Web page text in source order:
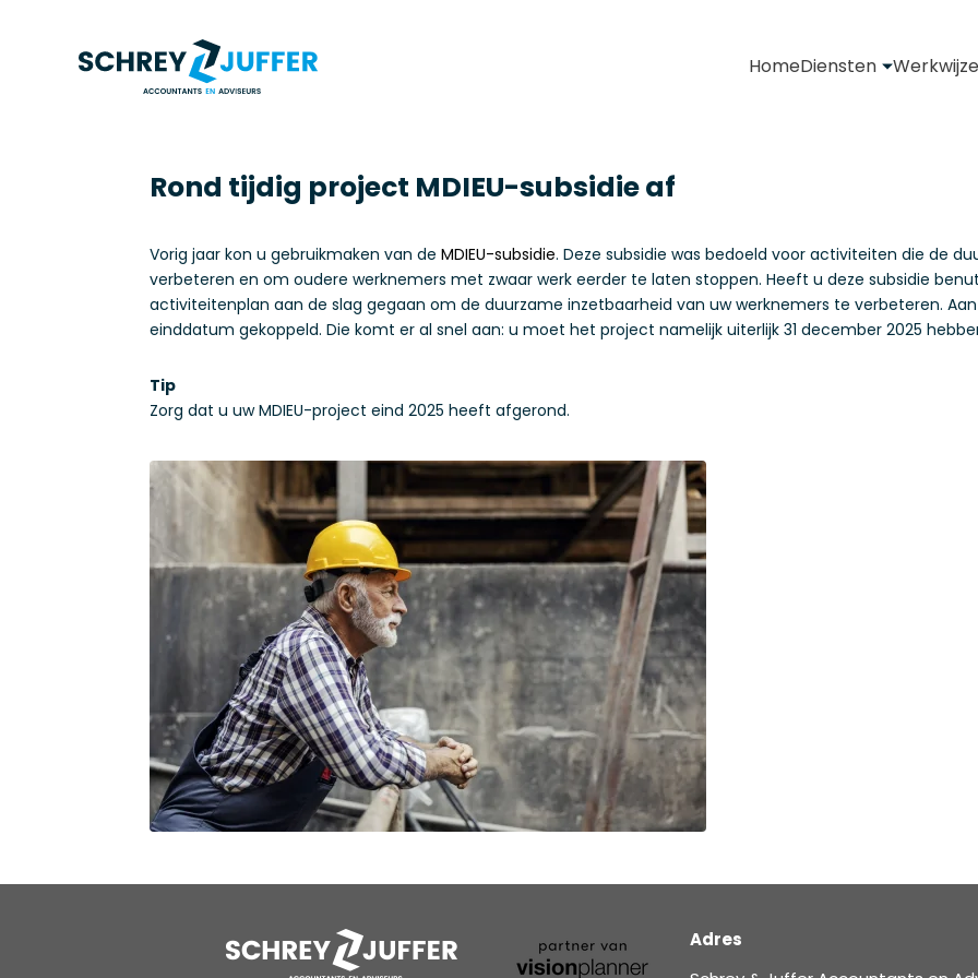
HomeDiensten Werkwijze
Rond tijdig project MDIEU-subsidie af
Vorig jaar kon u gebruikmaken van de MDIEU-subsidie. Deze subsidie was bedoeld voor activiteiten die de
verbeteren en om oudere werknemers met zwaar werk eerder te laten stoppen. Heeft u deze subsidie
activiteitenplan aan de slag gegaan om de duurzame inzetbaarheid van uw werknemers te verbeteren.
einddatum gekoppeld. Die komt er al snel aan: u moet het project namelijk uiterlijk 31 december 2025
Tip
Zorg dat u uw MDIEU-project eind 2025 heeft afgerond.
Adres